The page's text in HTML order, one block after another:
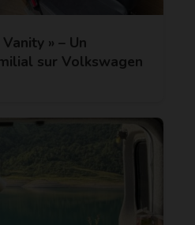
» – Un
sur Volkswagen